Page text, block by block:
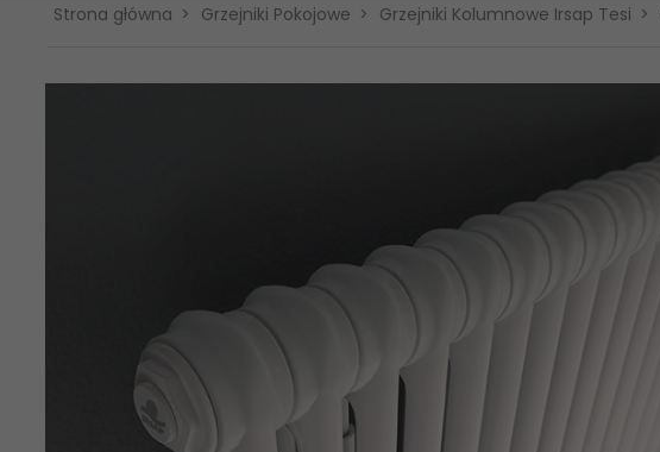
Strona główna Grzejniki Pokojowe Grzejniki Kolumnowe Irsap Tesi